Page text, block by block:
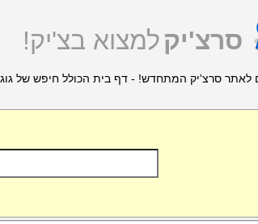
סרצ'יקלמצוא בצ'יק!
לאתר סרצ'יק המתחדש! - דף בית הכולל חיפש של